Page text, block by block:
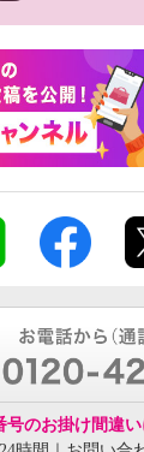
のお掛け間違い